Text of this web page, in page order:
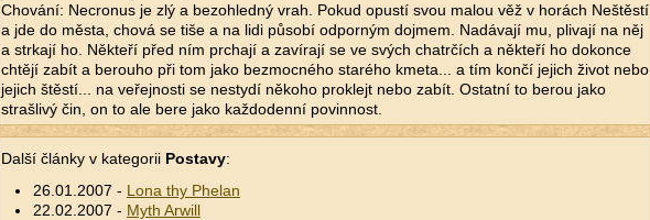
Chování: Necronus je zlý a bezohledný vrah. Pokud opustí svou malou věž v horách Neštěstí
a jde do města, chová se tiše a na lidi působí odporným dojmem. Nadávají mu, plivají na něj
a strkají ho. Někteří před ním prchají a zavírají se ve svých chatrčích a někteří ho dokonce
chtějí zabít a berouho při tom jako bezmocného starého kmeta... a tím končí jejich život nebo
jejich štěstí... na veřejnosti se nestydí někoho proklejt nebo zabít. Ostatní to berou jako
strašlivý čin, on to ale bere jako každodenní povinnost.
Další články v kategorii Postavy:
26.01.2007 -
Lona thy Phelan
22.02.2007 - Myth Arwill